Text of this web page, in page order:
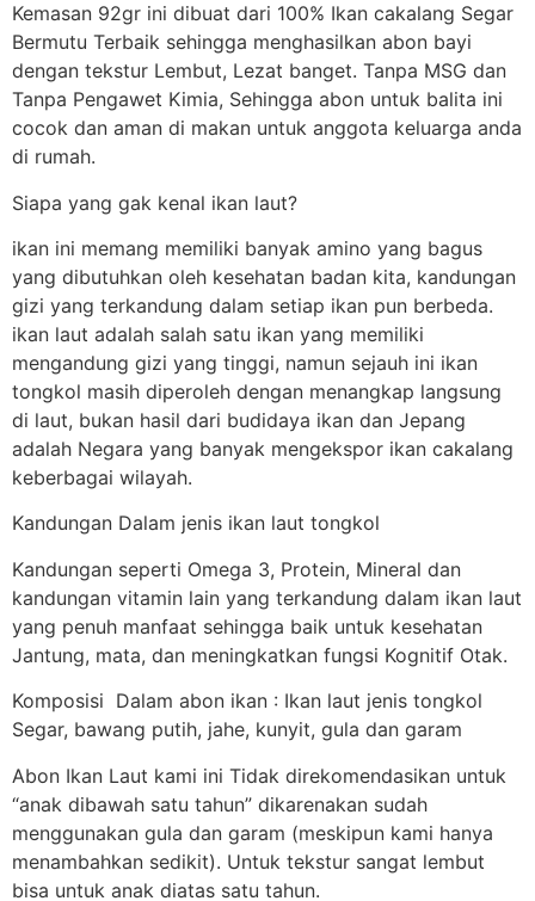
Kemasan 92gr ini dibuat dari 100% Ikan cakalang Segar
Bermutu Terbaik sehingga menghasilkan abon bayi
dengan tekstur Lembut, Lezat banget. Tanpa MSG dan
Tanpa Pengawet Kimia, Sehingga abon untuk balita ini
cocok dan aman di makan untuk anggota keluarga anda
di rumah.
Siapa yang gak kenal ikan laut?
ikan ini memang memiliki banyak amino yang bagus
yang dibutuhkan oleh kesehatan badan kita, kandungan
gizi yang terkandung dalam setiap ikan pun berbeda.
ikan laut adalah salah satu ikan yang memiliki
mengandung gizi yang tinggi, namun sejauh ini ikan
tongkol masih diperoleh dengan menangkap langsung
di laut, bukan hasil dari budidaya ikan dan Jepang
adalah Negara yang banyak mengekspor ikan cakalang
keberbagai wilayah.
Kandungan Dalam jenis ikan laut tongkol
Kandungan seperti Omega 3, Protein, Mineral dan
kandungan vitamin lain yang terkandung dalam ikan laut
yang penuh manfaat sehingga baik untuk kesehatan
Jantung, mata, dan meningkatkan fungsi Kognitif Otak.
Komposisi Dalam abon ikan : Ikan laut jenis tongkol
Segar, bawang putih, jahe, kunyit, gula dan garam
Abon Ikan Laut kami ini Tidak direkomendasikan untuk
“anak dibawah satu tahun” dikarenakan sudah
menggunakan gula dan garam (meskipun kami hanya
menambahkan sedikit). Untuk tekstur sangat lembut
bisa untuk anak diatas satu tahun.